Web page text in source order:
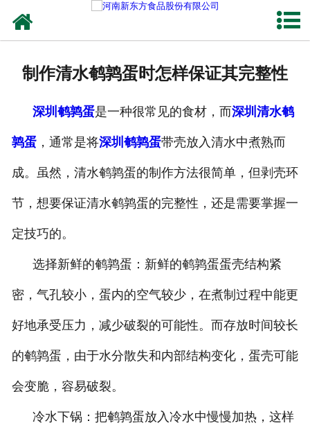
加入新东方
制作清水鹌鹑蛋时怎样保证其完整性
深圳鹌鹑蛋是一种很常见的食材，而深圳清水鹌
鹑蛋，通常是将深圳鹌鹑蛋带壳放入清水中煮熟而
成。虽然，清水鹌鹑蛋的制作方法很简单，但剥壳环
节，想要保证清水鹌鹑蛋的完整性，还是需要掌握一
定技巧的。
选择新鲜的鹌鹑蛋：新鲜的鹌鹑蛋蛋壳结构紧
密，气孔较小，蛋内的空气较少，在煮制过程中能更
好地承受压力，减少破裂的可能性。而存放时间较长
的鹌鹑蛋，由于水分散失和内部结构变化，蛋壳可能
会变脆，容易破裂。
冷水下锅：把鹌鹑蛋放入冷水中慢慢加热，这样